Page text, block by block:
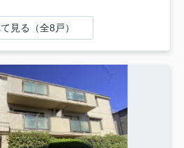
見る（全8戸）